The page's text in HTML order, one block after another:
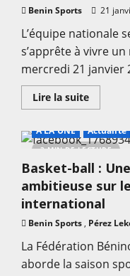
défis
son
Exécutif
Benin Sports 21
L’équipe nationale
s’apprête à vivre
mercredi 21 janvier
Lire la suiteEn
savoir
–
Seniors
Hommes
2026
Les
lancent
au
3 MIN DE LECTURE
A LA UNE Actualité
Basket-ball :
ambitieuse sur
international
Benin Sports , Pérez
La Fédération
aborde la saison